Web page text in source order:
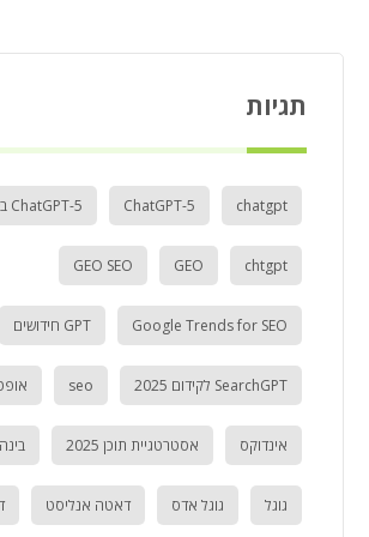
תגיות
chatgpt
ChatGPT-5 ChatGPT-5 בעידן GEO
chtgpt
GEO
GEO SEO
Google Trends for SEO GPT חידושים
SearchGPT לקידום 2025 seo
אינדוקס אסטרטגיית תוכן 2025
גוגל גוגל אדס דאטה אנליסט